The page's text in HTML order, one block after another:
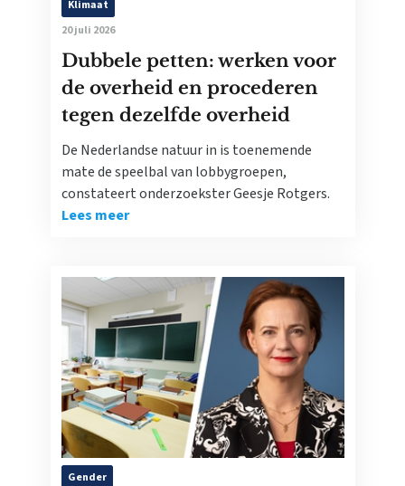
Klimaat
20 juli 2026
Dubbele petten: werken voor
de overheid en procederen
tegen dezelfde overheid
De Nederlandse natuur in is toenemende
mate de speelbal van lobbygroepen,
constateert onderzoekster Geesje Rotgers.
Lees meer
Gender